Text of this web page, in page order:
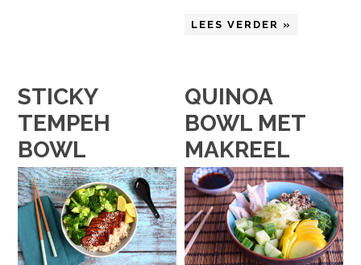
LEES VERDER »
STICKY
TEMPEH
BOWL
QUINOA
BOWL MET
MAKREEL